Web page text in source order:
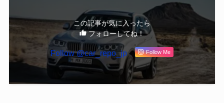
この記事が気に入ったら
フォローしてね！
Follow @car_repo_jp Follow Me